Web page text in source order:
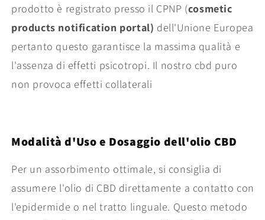
prodotto è registrato presso il CPNP (cosmetic
products notification portal) dell'Unione Europea
pertanto questo garantisce la massima qualità e
l'assenza di effetti psicotropi. Il nostro cbd puro
non provoca effetti collaterali
Modalità d'Uso e Dosaggio dell'olio CBD
Per un assorbimento ottimale, si consiglia di
assumere l'olio di CBD direttamente a contatto con
l'epidermide o nel tratto linguale. Questo metodo